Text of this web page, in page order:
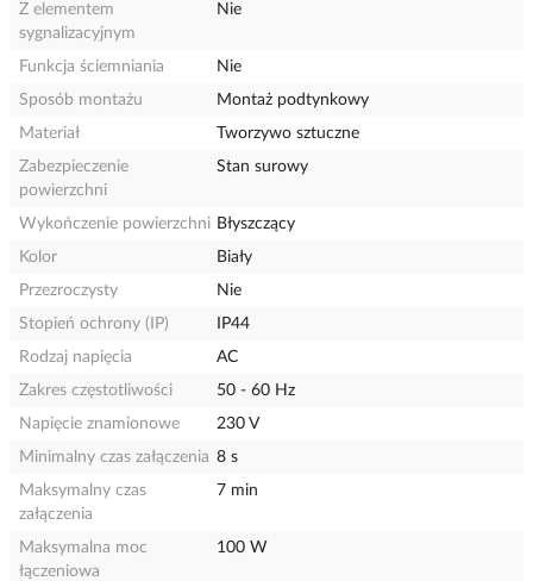
Z elementem
sygnalizacyjnym
Nie
Funkcja ściemniania
Nie
Sposób montażu
Montaż podtynkowy
Materiał
Tworzywo sztuczne
Zabezpieczenie
powierzchni
Stan surowy
Wykończenie powierzchni Błyszczący
Kolor
Biały
Przezroczysty
Nie
Stopień ochrony (IP)
IP44
Rodzaj napięcia
AC
Zakres częstotliwości
50 - 60 Hz
Napięcie znamionowe
230 V
Minimalny czas załączenia 8 s
Maksymalny czas
załączenia
7 min
Maksymalna moc
łączeniowa
100 W